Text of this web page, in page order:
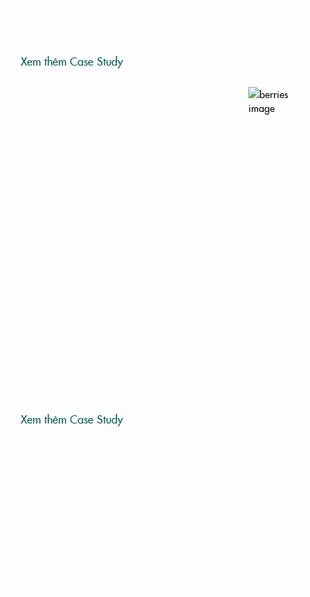
Xem thêm Case Study
Xem thêm Case Study